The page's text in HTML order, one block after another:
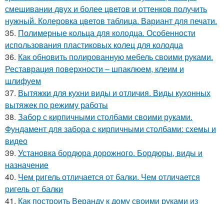
смешивании двух и более цветов и оттенков получить
нужный. Колеровка цветов таблица. Вариант для печати.
35. Полимерные кольца для колодца. Особенности
использования пластиковых колец для колодца
36. Как обновить полированную мебель своими руками.
Реставрация поверхности – шпаклюем, клеим и
шлифуем
37. Вытяжки для кухни виды и отличия. Виды кухонных
вытяжек по режиму работы
38. Забор с кирпичными столбами своими руками.
Фундамент для забора с кирпичными столбами: схемы и
видео
39. Установка бордюра дорожного. Бордюры, виды и
назначение
40. Чем ригель отличается от балки. Чем отличается
ригель от балки
41. Как построить Веранду к дому своими руками из